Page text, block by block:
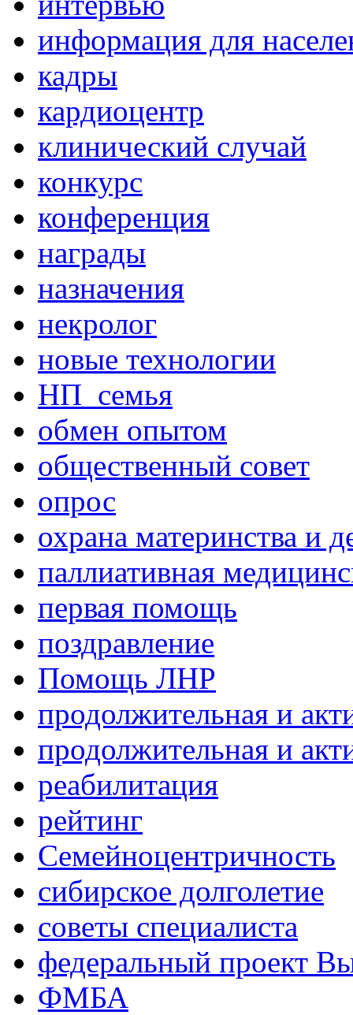
информация для
кадры
кардиоцентр
клинический случай
конкурс
конференция
награды
назначения
некролог
новые технологии
НП_семья
обмен опытом
общественный совет
опрос
охрана материнства и
паллиативная
первая помощь
поздравление
Помощь ЛНР
продолжительная и
продолжительная и
реабилитация
рейтинг
Семейноцентричность
сибирское долголетие
советы специалиста
федеральный проект
ФМБА